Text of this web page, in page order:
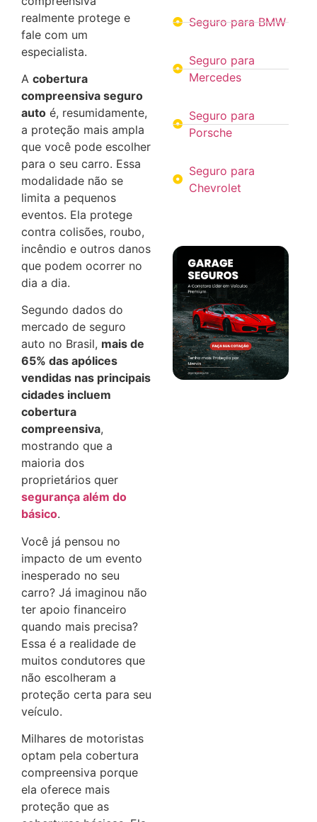
realmente protege e
fale com um
especialista.
A cobertura
compreensiva seguro
auto é, resumidamente,
a proteção mais ampla
que você pode escolher
para o seu carro. Essa
modalidade não se
limita a pequenos
eventos. Ela protege
contra colisões, roubo,
incêndio e outros danos
que podem ocorrer no
dia a dia.
Segundo dados do
mercado de seguro
auto no Brasil, mais de
65% das apólices
vendidas nas principais
cidades incluem
cobertura
compreensiva,
mostrando que a
maioria dos
proprietários quer
segurança além do
básico.
Você já pensou no
impacto de um evento
inesperado no seu
carro? Já imaginou não
ter apoio financeiro
quando mais precisa?
Essa é a realidade de
muitos condutores que
não escolheram a
proteção certa para seu
veículo.
Milhares de motoristas
optam pela cobertura
compreensiva porque
ela oferece mais
proteção que as
Seguro para BMW
Seguro para
Mercedes
Seguro para
Porsche
Seguro para
Chevrolet